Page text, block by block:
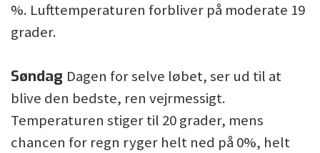
%. Lufttemperaturen forbliver på moderate 19
grader.
Søndag Dagen for selve løbet, ser ud til at
blive den bedste, ren vejrmessigt.
Temperaturen stiger til 20 grader, mens
chancen for regn ryger helt ned på 0%, helt